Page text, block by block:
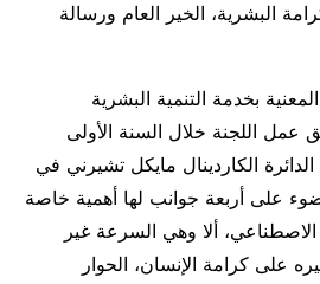
البشرية، الخير العام ورسالة
بخدمة التنمية البشرية
عمل اللجنة خلال السنة الأولى
الكاردينال مايكل تشيرني في
على أربعة جوانب لها أهمية خاصة
ألا وهي السرعة غير
على كرامة الإنسان، الحوار